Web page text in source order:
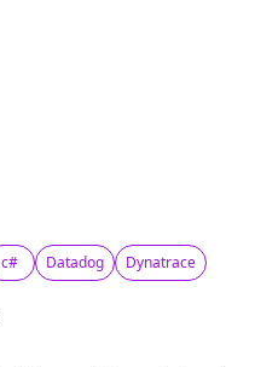
c# Datadog Dynatrace